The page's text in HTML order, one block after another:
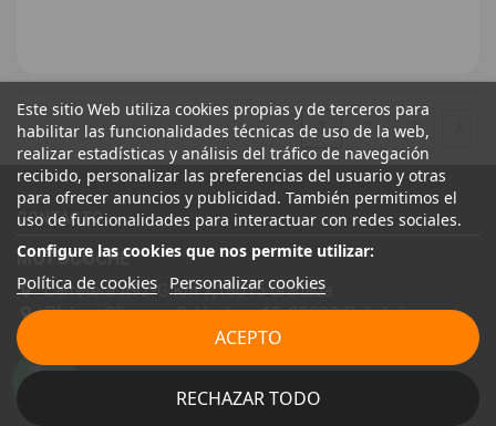
1 2 3
CONTACTO
MOTOCOCHE
Carretera A92-G Km 7,18015 Granada
P.I. Los Olivares, C. Huelma, 12, 23009 Pol, Jaén
Este sitio Web utiliza cookies propias y de terceros para
habilitar las funcionalidades técnicas de uso de la web,
realizar estadísticas y análisis del tráfico de navegación
recibido, personalizar las preferencias del usuario y otras
para ofrecer anuncios y publicidad. También permitimos el
uso de funcionalidades para interactuar con redes sociales.
Configure las cookies que nos permite utilizar:
Política de cookies Personalizar cookies
RECHAZAR TODO
ACEPTO